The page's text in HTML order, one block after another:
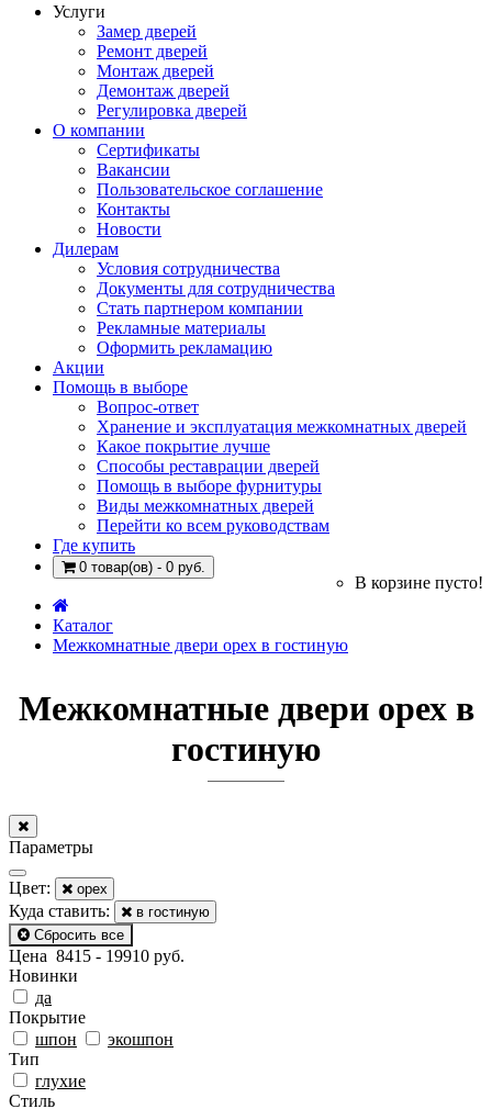
Услуги
Замер дверей
Ремонт дверей
Монтаж дверей
Демонтаж дверей
Регулировка дверей
О компании
Сертификаты
Вакансии
Пользовательское соглашение
Контакты
Новости
Дилерам
Условия сотрудничества
Документы для сотрудничества
Стать партнером компании
Рекламные материалы
Оформить рекламацию
Акции
Помощь в выборе
Вопрос-ответ
Хранение и эксплуатация межкомнатных дверей
Какое покрытие лучше
Способы реставрации дверей
Помощь в выборе фурнитуры
Виды межкомнатных дверей
Перейти ко всем руководствам
Где купить
0 товар(ов) - 0 руб.
В корзине пусто!
Каталог
Межкомнатные двери орех в гостиную
Межкомнатные двери орех в
гостиную
Параметры
Цвeт: орех
Куда ставить:
в гостиную
Сбросить все
Цена 8415 - 19910 руб.
Новинки
да
Покрытиe
шпон
экошпон
Тип
глухие
Стиль